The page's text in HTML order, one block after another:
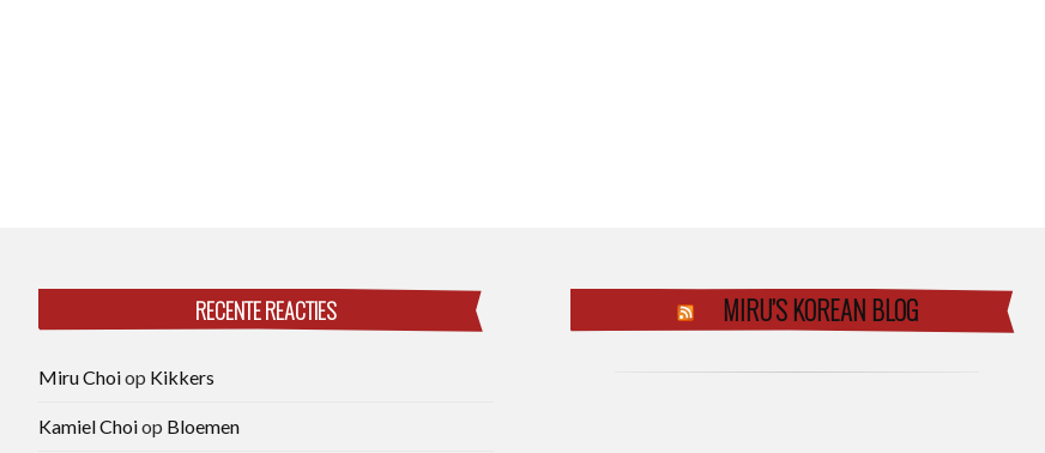
RECENTE REACTIES
Miru Choiop Kikkers
Kamiel Choiop Bloemen
MIRU’S KOREAN BLOG